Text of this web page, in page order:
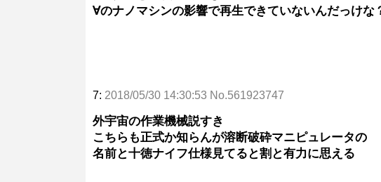
∀のナノマシンの影響で再生できていないんだっけな
7: 2018/05/30 14:30:53 No.561923747
外宇宙の作業機械説すき
こちらも正式か知らんが溶断破砕マニピュレータの
名前と十徳ナイフ仕様見てると割と有力に思える